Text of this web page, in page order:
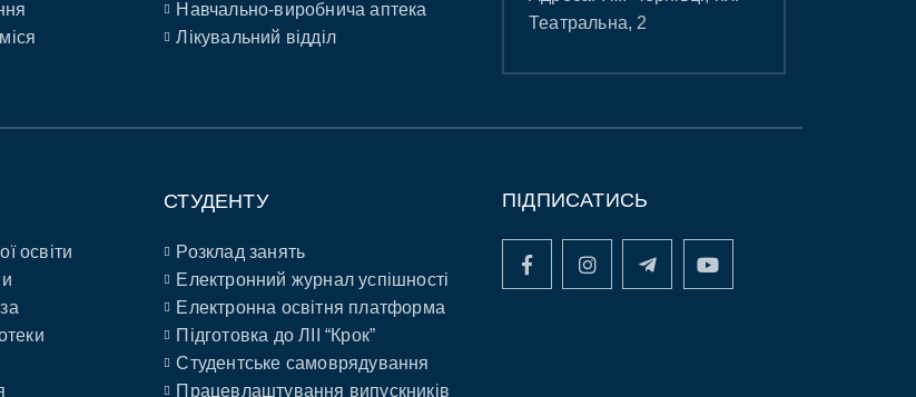
Навчально-виробнича аптека
Лікувальний відділ
Театральна, 2
освіти
СТУДЕНТУ
Розклад занять
Електронний журнал успішності
Електронна освітня платформа
Підготовка до ЛІІ “Крок”
Студентське самоврядування
Працевлаштування випускників
ПІДПИСАТИСЬ